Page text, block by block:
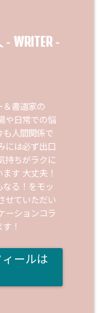
- WRITER-
＆書道家の
や日常での悩
も人間関係で
には必ず出口
持ちがラクに
す 大丈夫！
なる！をモッ
せていただい
ーションコラ
！
ールは